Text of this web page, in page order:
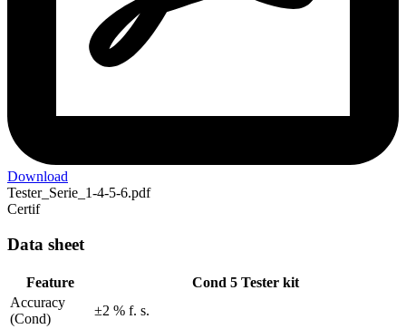
Download
Tester_Serie_1-4-5-6.pdf
Certif
Data sheet
Feature
Cond 5 Tester kit
Accuracy
(Cond)
±2 % f. s.